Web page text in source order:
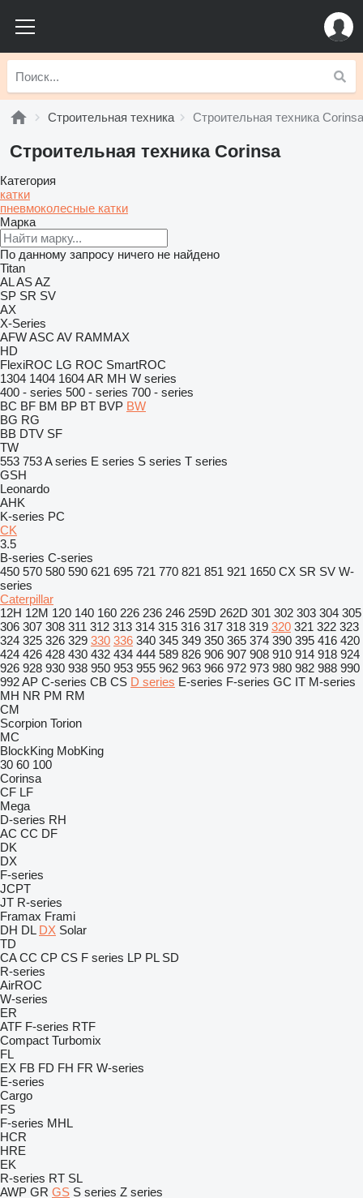
Строительная техника Строительная техника Corinsa
Строительная техника Corinsa
Категория
катки
пневмоколесные катки
Марка
По данному запросу ничего не найдено
Titan
ALASAZ
SP SR SV
AX
X-Series
AFWASC AV RAMMAX
HD
FlexiROC LG ROC SmartROC
1304 1404 1604AR MH W series
400 - series 500 - series 700 - series
BC BF BM BP BT BVP BW
BG RG
BB DTV SF
TW
553 753A series E series S series T series
GSH
Leonardo
AHK
K-series PC
CK
3.5
B-series C-series
450 570 580 590 621 695 721 770 821 851 921 1650 CX SR SV W-
series
Caterpillar
12H 12M 120 140 160 226 236 246 259D 262D 301 302 303 304 305
306 307 308 311 312 313 314 315 316 317 318 319 320 321 322 323
324 325 326 329 330 336 340 345 349 350 365 374 390 395 416 420
424 426 428 430 432 434 444 589 826 906 907 908 910 914 918 924
926 928 930 938 950 953 955 962 963 966 972 973 980 982 988 990
992AP C-series CB CS D series E-series F-series GC IT M-series
MH NR PM RM
CM
Scorpion Torion
MC
BlockKing MobKing
30 60 100
Corinsa
CF LF
Mega
D-series RH
AC CC DF
DK
DX
F-series
JCPT
JT R-series
Framax Frami
DH DL DX Solar
TD
CA CC CP CS F series LP PL SD
R-series
AirROC
W-series
ER
ATF F-series RTF
Compact Turbomix
FL
EX FB FD FH FR W-series
E-series
Cargo
FS
F-series MHL
HCR
HRE
EK
R-series RT SL
AWP GR GS S series Z series